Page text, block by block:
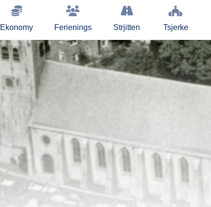
Ekonomy Ferienings Strjitten Tsjerke